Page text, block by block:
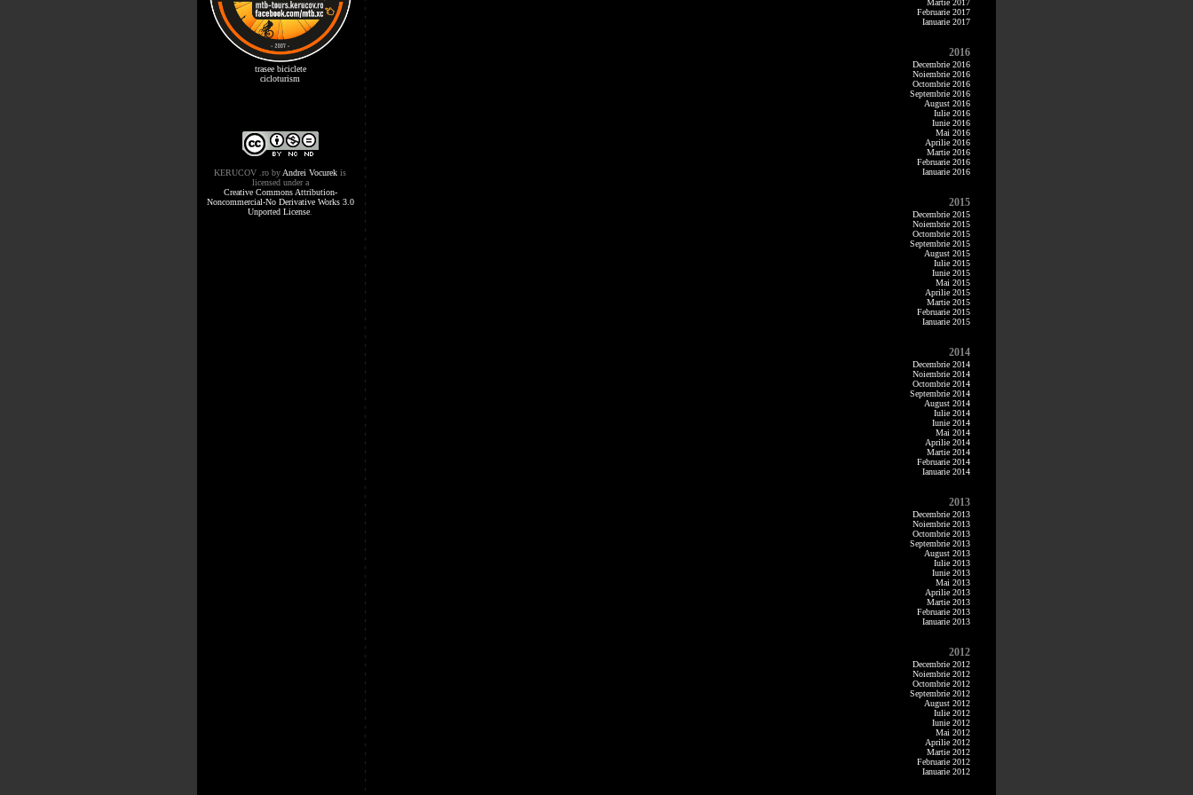
trasee biciclete
cicloturism
KERUCOV .ro by Andrei Vocurek is
licensed under a
Creative Commons Attribution-
Noncommercial-No Derivative Works 3.0
Unported License
Martie 2017
Februarie 2017
Ianuarie 2017
2016
Decembrie 2016
Noiembrie 2016
Octombrie 2016
Septembrie 2016
August 2016
Iulie 2016
Iunie 2016
Mai 2016
Aprilie 2016
Martie 2016
Februarie 2016
Ianuarie 2016
2015
Decembrie 2015
Noiembrie 2015
Octombrie 2015
Septembrie 2015
August 2015
Iulie 2015
Iunie 2015
Mai 2015
Aprilie 2015
Martie 2015
Februarie 2015
Ianuarie 2015
2014
Decembrie 2014
Noiembrie 2014
Octombrie 2014
Septembrie 2014
August 2014
Iulie 2014
Iunie 2014
Mai 2014
Aprilie 2014
Martie 2014
Februarie 2014
Ianuarie 2014
2013
Decembrie 2013
Noiembrie 2013
Octombrie 2013
Septembrie 2013
August 2013
Iulie 2013
Iunie 2013
Mai 2013
Aprilie 2013
Martie 2013
Februarie 2013
Ianuarie 2013
2012
Decembrie 2012
Noiembrie 2012
Octombrie 2012
Septembrie 2012
August 2012
Iulie 2012
Iunie 2012
Mai 2012
Aprilie 2012
Martie 2012
Februarie 2012
Ianuarie 2012